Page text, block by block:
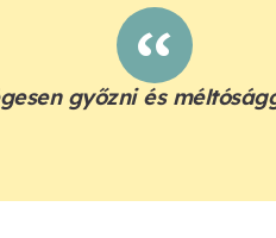
győzni és